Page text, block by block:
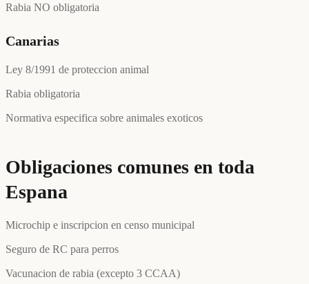
Rabia NO obligatoria
Canarias
Ley 8/1991 de proteccion animal
Rabia obligatoria
Normativa especifica sobre animales exoticos
Obligaciones comunes en toda
Espana
Microchip e inscripcion en censo municipal
Seguro de RC para perros
Vacunacion de rabia (excepto 3 CCAA)